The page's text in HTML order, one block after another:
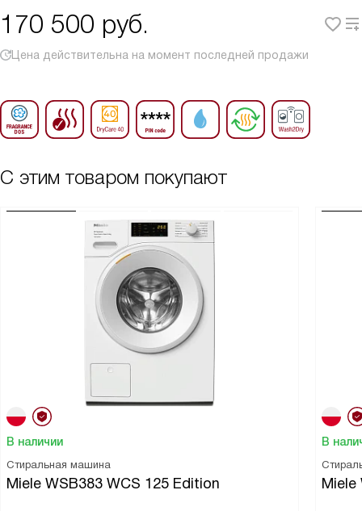
170 500 руб.
Цена действительна на момент последней продажи
С этим товаром покупают
В наличии
Стиральная машина
Miele WSB383 WCS 125 Edition
В
Miele